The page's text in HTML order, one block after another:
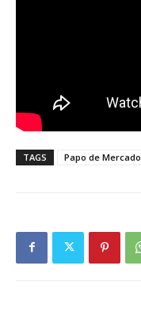
TAGS Papo de Mercado